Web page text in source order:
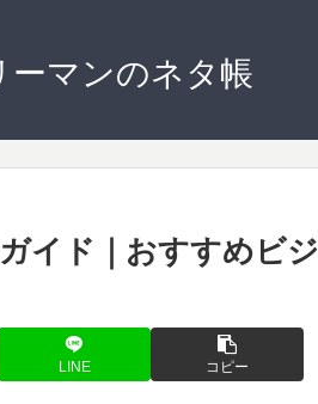
ーマンのネタ帳
イド｜おすすめビジ
LINE コピー